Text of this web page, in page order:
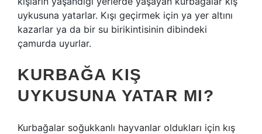
uykusuna yatarlar. Kışı geçirmek için ya yer altını
kazarlar ya da bir su birikintisinin dibindeki
çamurda uyurlar.
KURBAĞA KIŞ
UYKUSUNA YATAR MI?
Kurbağalar soğukkanlı hayvanlar oldukları için kış